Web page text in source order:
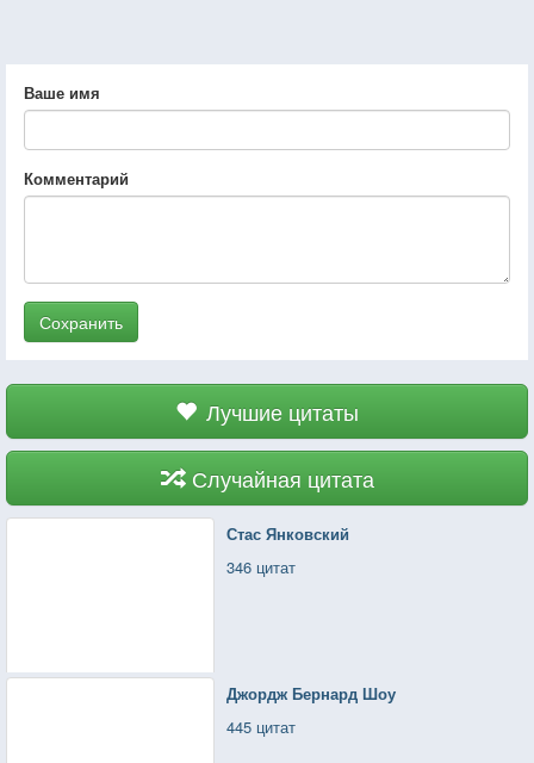
Ваше имя
Комментарий
Сохранить
Лучшие цитаты
Случайная цитата
Стас Янковский
346 цитат
Джордж Бернард Шоу
445 цитат